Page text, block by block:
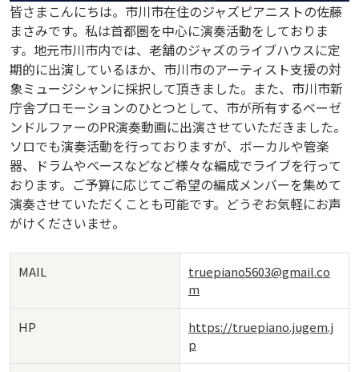
皆さまこんにちは。市川市在住のジャズピアニストの佐藤
まさみです。私は首都圏を中心に演奏活動をしておりま
す。地元市川市内では、老舗のジャズのライブハウスに定
期的に出演しているほか、市川市のアーティスト支援の対
象ミュージシャンに採択して頂きました。また、市川市新
庁舎プロモーションのひとつとして、市が所有するベーゼ
ンドルファーのPR演奏動画に出演させていただきました。
ソロでも演奏活動を行っておりますが、ボーカルや管楽
器、ドラムやベースなどなど様々な編成でライブを行って
おります。ご予算に応じてご希望の編成メンバーを集めて
演奏させていただくことも可能です。どうぞお気軽にお声
がけくださいませ。
MAIL
truepiano5603@gmail.co
m
HP
https://truepiano.jugem.j
p